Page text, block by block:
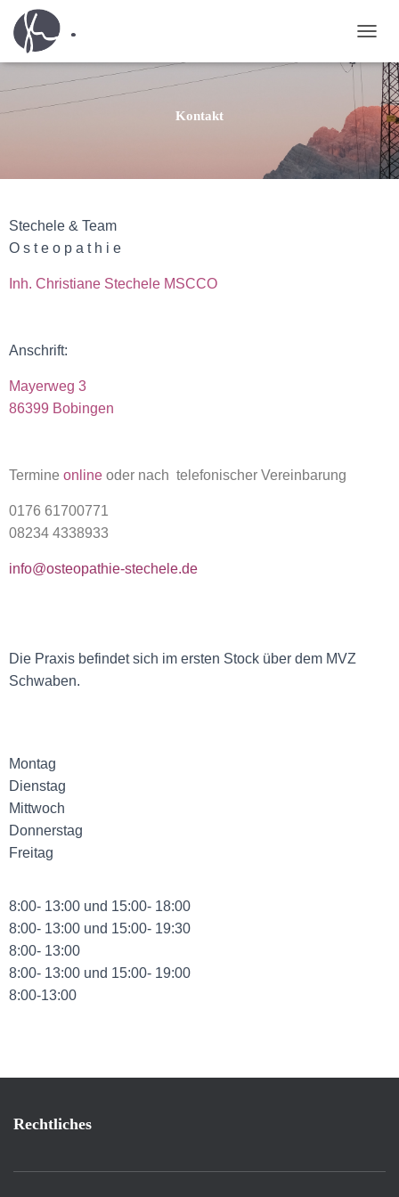
O
E
N
A
V
Kontakt
Stechele & Team
O s t e o p a t h i e
Inh. Christiane Stechele MSCCO
Anschrift:
Mayerweg 3
86399 Bobingen
Termine online oder nach telefonischer Vereinbarung
0176 61700771
08234 4338933
info@osteopathie-stechele.de
Die Praxis befindet sich im ersten Stock über dem MVZ
Schwaben.
Montag
Dienstag
Mittwoch
Donnerstag
Freitag
8:00- 13:00 und 15:00- 18:00
8:00- 13:00 und 15:00- 19:30
8:00- 13:00
8:00- 13:00 und 15:00- 19:00
8:00-13:00
Rechtliches